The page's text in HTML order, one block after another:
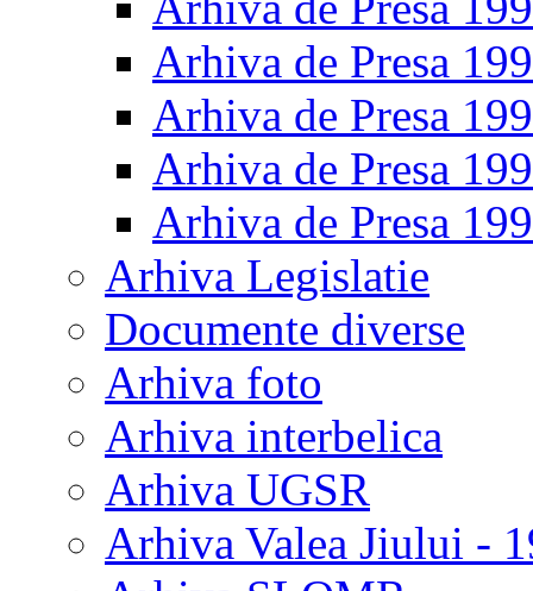
Arhiva de Presa
Arhiva de Presa
Arhiva de Presa
Arhiva de Presa
Arhiva Legislatie
Documente diverse
Arhiva foto
Arhiva interbelica
Arhiva UGSR
Arhiva Valea Jiului -